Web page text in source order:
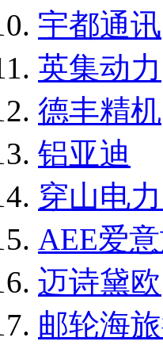
宇都通讯
英集动力
德丰精机
铝亚迪
穿山电
AEE爱
迈诗黛欧
邮轮海